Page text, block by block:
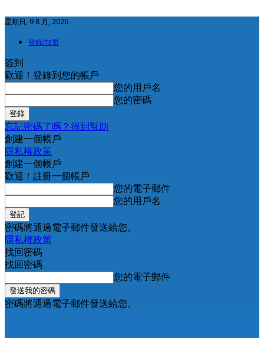
星期日, 9 8 月, 2026
登錄/加盟
簽到
歡迎！登錄到您的帳戶
您的用戶名
您的密碼
忘記密碼了嗎？得到幫助
創建一個帳戶
隱私權政策
創建一個帳戶
歡迎！註冊一個帳戶
您的電子郵件
您的用戶名
密碼將通過電子郵件發送給您。
隱私權政策
找回密碼
找回密碼
您的電子郵件
密碼將通過電子郵件發送給您。